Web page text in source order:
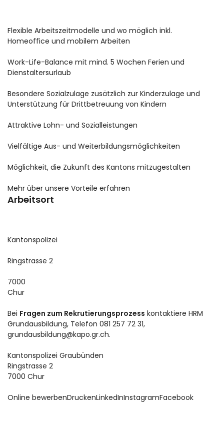
Flexible Arbeitszeitmodelle und wo möglich inkl.
Homeoffice und mobilem Arbeiten
Work-Life-Balance mit mind. 5 Wochen Ferien und
Dienstaltersurlaub
Besondere Sozialzulage zusätzlich zur Kinderzulage und
Unterstützung für Drittbetreuung von Kindern
Attraktive Lohn- und Sozialleistungen
Vielfältige Aus- und Weiterbildungsmöglichkeiten
Möglichkeit, die Zukunft des Kantons mitzugestalten
Mehr über unsere Vorteile erfahren
Arbeitsort
Kantonspolizei
Ringstrasse 2
7000
Chur
Bei Fragen zum Rekrutierungsprozess kontaktiere HRM
Grundausbildung, Telefon 081 257 72 31,
grundausbildung@kapo.gr.ch.
Kantonspolizei Graubünden
Ringstrasse 2
7000 Chur
Online bewerbenDruckenLinkedInInstagramFacebook